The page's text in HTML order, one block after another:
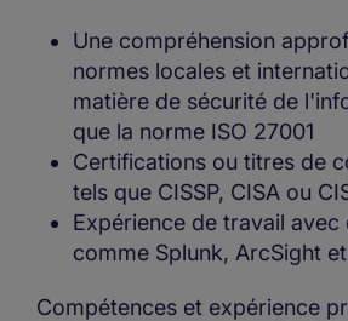
Une compréhension
normes locales et
matière de sécurité de
que la norme ISO 27001
Certifications ou titres de
tels que CISSP, CISA ou
Expérience de travail avec
comme Splunk, ArcSight
Compétences et expérience